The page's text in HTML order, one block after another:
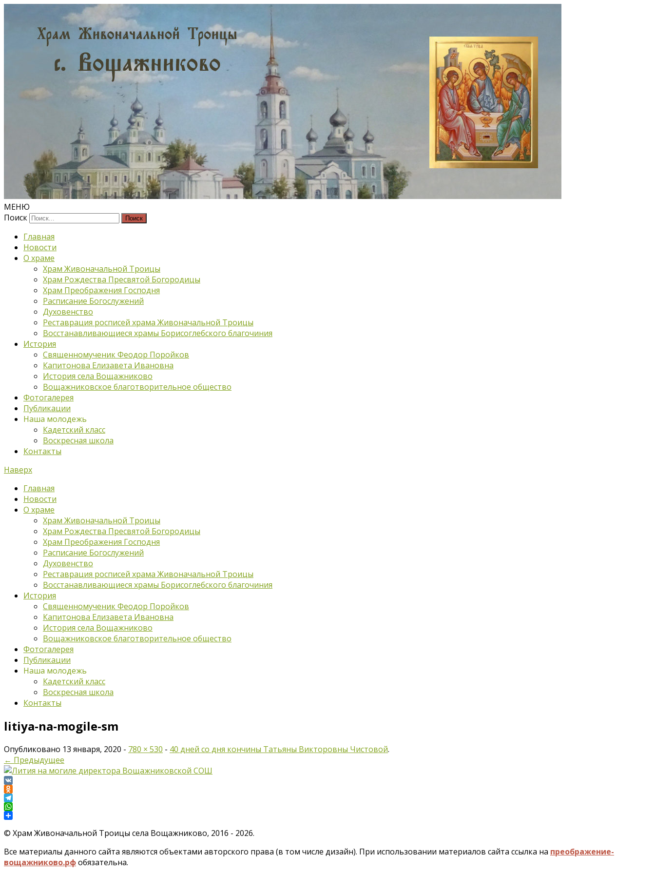
МЕНЮ
Поиск
Главная
Новости
О храме
Храм Живоначальной Троицы
Храм Рождества Пресвятой Богородицы
Храм Преображения Господня
Расписание Богослужений
Духовенство
Реставрация росписей храма Живоначальной Троицы
Восстанавливающиеся храмы Борисоглебского благочиния
История
Священномученик Феодор Поройков
Капитонова Елизавета Ивановна
История села Вощажниково
Вощажниковское благотворительное общество
Фотогалерея
Публикации
Наша молодежь
Кадетский класс
Воскресная школа
Контакты
Наверх
Главная
Новости
О храме
Храм Живоначальной Троицы
Храм Рождества Пресвятой Богородицы
Храм Преображения Господня
Расписание Богослужений
Духовенство
Реставрация росписей храма Живоначальной Троицы
Восстанавливающиеся храмы Борисоглебского благочиния
История
Священномученик Феодор Поройков
Капитонова Елизавета Ивановна
История села Вощажниково
Вощажниковское благотворительное общество
Фотогалерея
Публикации
Наша молодежь
Кадетский класс
Воскресная школа
Контакты
litiya-na-mogile-sm
Опубликовано 13 января, 2020 - 780 × 530 - 40 дней со дня кончины Татьяны Викторовны Чистовой.
← Предыдущее
VK
Odnoklassniki
Telegram
WhatsApp
© Храм Живоначальной Троицы села Вощажниково, 2016 - 2026.
Все материалы данного сайта являются объектами авторского права (в том числе дизайн). При использовании материалов сайта ссылка на преображение-
вощажниково.рфобязательна.